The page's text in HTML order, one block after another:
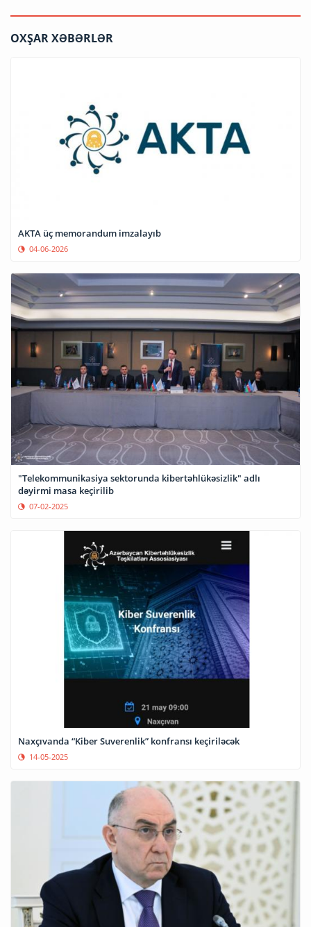
OXŞAR XƏBƏRLƏR
AKTA üç memorandum imzalayıb
04-06-2026
"Telekommunikasiya sektorunda kibertəhlükəsizlik" adlı
dəyirmi masa keçirilib
07-02-2025
Naxçıvanda “Kiber Suverenlik” konfransı keçiriləcək
14-05-2025